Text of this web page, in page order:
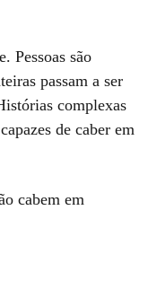
Pessoas são
passam a ser
complexas
de caber em
cabem em